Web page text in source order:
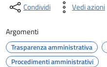
Condividi Vedi azioni
Argomenti
Trasparenza amministrativa
Procedimenti amministrativi